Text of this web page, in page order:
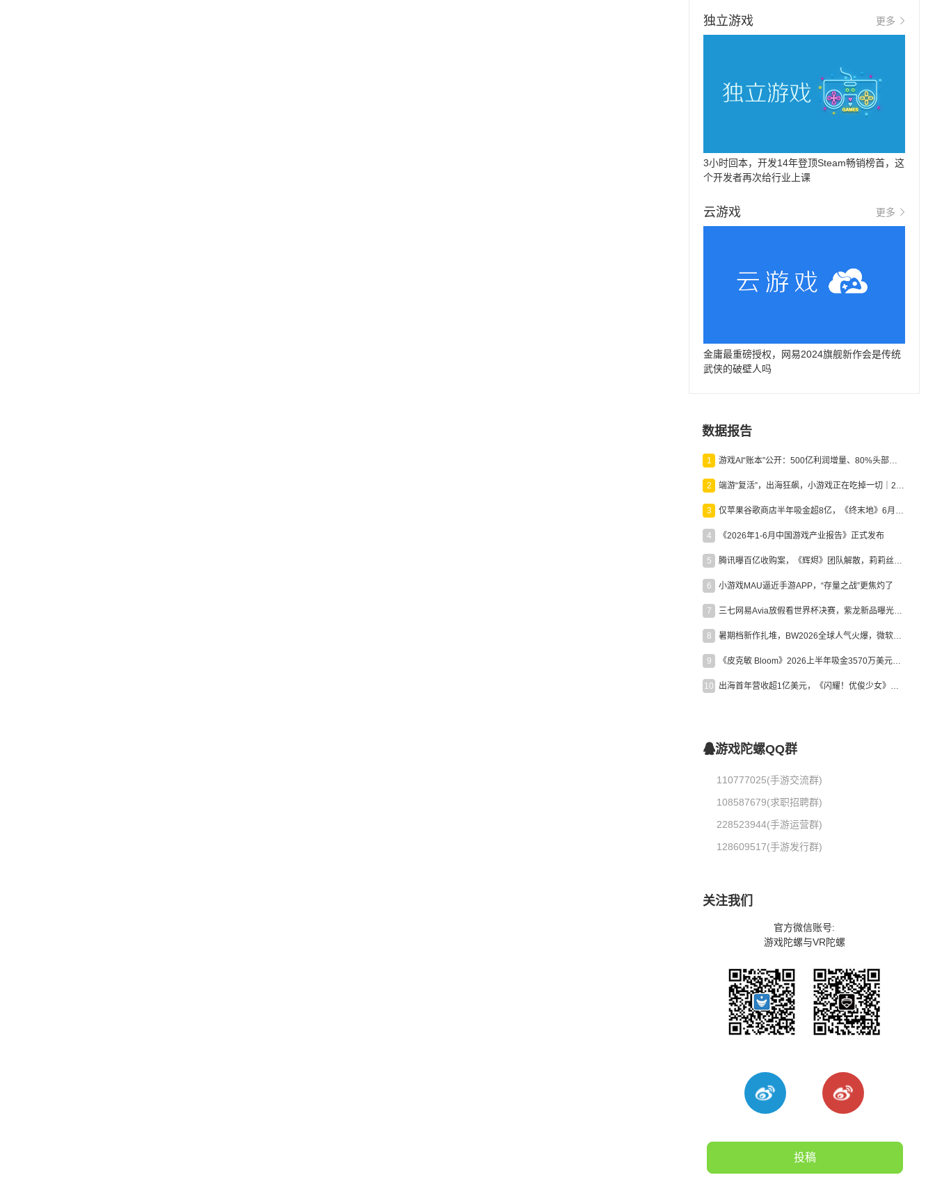
独立游戏 更多
3小时回本，开发14年登顶Steam畅销榜首，这
个开发者再次给行业上课
云游戏 更多
金庸最重磅授权，网易2024旗舰新作会是传统
武侠的破壁人吗
数据报告
1 游戏AI“账本”公开：500亿利润增量、80%头部入局，谁在闷声发财？
2 端游“复活”，出海狂飙，小游戏正在吃掉一切｜2026上半年产业报告
3 仅苹果谷歌商店半年吸金超8亿，《终末地》6月份收入显著回暖
4 《2026年1-6月中国游戏产业报告》正式发布
5 腾讯曝百亿收购案，《辉烬》团队解散，莉莉丝新作曝光｜陀螺周报
6 小游戏MAU逼近手游APP，“存量之战”更焦灼了
7 三七网易Avia放假看世界杯决赛，紫龙新品曝光，米哈游新作上线 | 陀螺周报
8 暑期档新作扎堆，BW2026全球人气火爆，微软XBOX大裁员|陀螺周报
9 《皮克敏 Bloom》2026上半年吸金3570万美元，中国台湾成最大市场
10 出海首年营收超1亿美元，《闪耀！优俊少女》美国市场占比达七成
游戏陀螺QQ群
110777025(手游交流群)
108587679(求职招聘群)
228523944(手游运营群)
128609517(手游发行群)
关注我们
官方微信账号:
游戏陀螺与VR陀螺
投稿